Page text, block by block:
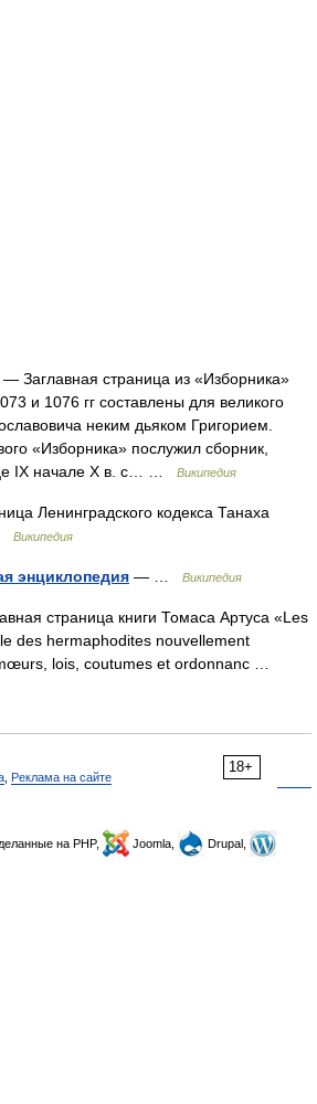
— Заглавная страница из «Изборника»
и 1076 гг составлены для великого
неким дьяком Григорием.
«Изборника» послужил сборник,
IX начале X в. с… …
Википедия
Ленинградского кодекса Танаха
Википедия
энциклопедия — … Википедия
страница книги Томаса Артуса «Les
des hermaphodites nouvellement
lois, coutumes et ordonnanc …
18+
Реклама на сайте
на PHP, Joomla,
Drupal,